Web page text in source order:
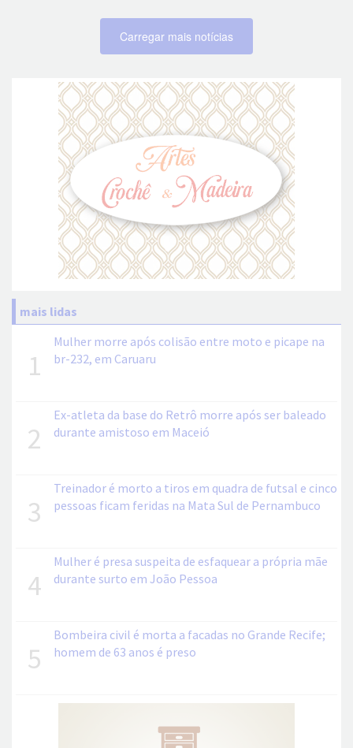
Carregar mais notícias
mais lidas
1
Mulher morre após colisão entre moto e picape na
br-232, em Caruaru
2
Ex-atleta da base do Retrô morre após ser baleado
durante amistoso em Maceió
3
Treinador é morto a tiros em quadra de futsal e cinco
pessoas ficam feridas na Mata Sul de Pernambuco
4
Mulher é presa suspeita de esfaquear a própria mãe
durante surto em João Pessoa
5
Bombeira civil é morta a facadas no Grande Recife;
homem de 63 anos é preso